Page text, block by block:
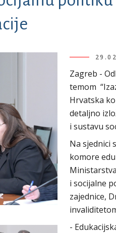
Zagreb -
temom
Hrvatska
detaljno
i sustavu
Na sjednici
komore
i socijalne
zajednice,
-